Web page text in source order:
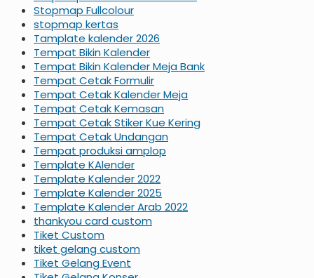
Stopmap Fullcolour
stopmap kertas
Tamplate kalender 2026
Tempat Bikin Kalender
Tempat Bikin Kalender Meja Bank
Tempat Cetak Formulir
Tempat Cetak Kalender Meja
Tempat Cetak Kemasan
Tempat Cetak Stiker Kue Kering
Tempat Cetak Undangan
Tempat produksi amplop
Template KAlender
Template Kalender 2022
Template Kalender 2025
Template Kalender Arab 2022
thankyou card custom
Tiket Custom
tiket gelang custom
Tiket Gelang Event